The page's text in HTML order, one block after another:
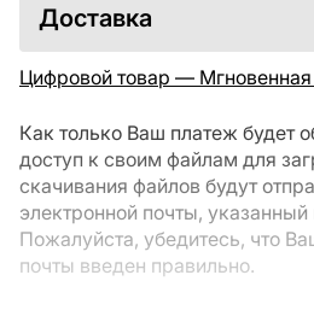
Доставка
Цифровой товар — Мгновенная
Как только Ваш платеж будет
доступ к своим файлам для
скачивания файлов будут
электронной почты, указанный
Пожалуйста, убедитесь, что
почты введен правильно.